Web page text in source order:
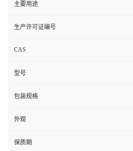
主要用途
生产许可证编号
CAS
型号
包装规格
外观
保质期